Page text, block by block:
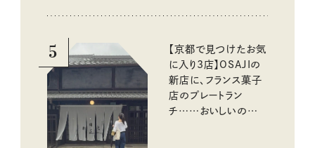
5
【京都で見つけたお気
に入り3店】OSAJIの
新店に、フランス菓子
店のプレートラン
チ……おいしいのんび